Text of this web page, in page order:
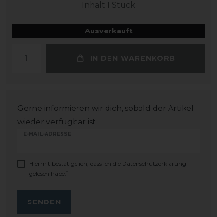
Inhalt 1 Stück
Ausverkauft
IN DEN WARENKORB
Gerne informieren wir dich, sobald der Artikel
wieder verfügbar ist.
E-MAIL-ADRESSE
Hiermit bestätige ich, dass ich die Daten­schutz­erklärung
gelesen habe. *
SENDEN